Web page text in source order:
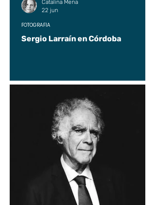
Sergio Larraín en Córdoba
FOTOGRAFÍA
Catalina Mena
22 jun